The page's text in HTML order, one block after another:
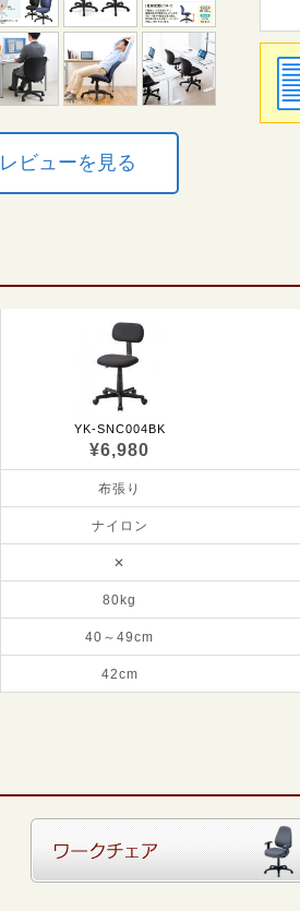
レビューを見る
YK-SNC004BK
¥6,980
布張り
ナイロン
✕
80kg
40～49cm
42cm